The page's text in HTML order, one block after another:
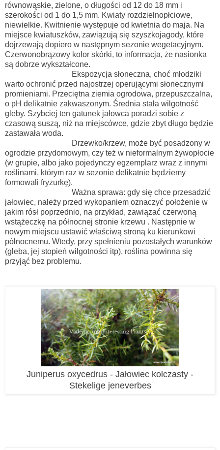
równowąskie, zielone, o długości od 12 do 18 mm i
szerokości od 1 do 1,5 mm. Kwiaty rozdzielnopłciowe,
niewielkie. Kwitnienie występuje od kwietnia do maja. Na
miejsce kwiatuszków, zawiązują się szyszkojagody, które
dojrzewają dopiero w następnym sezonie wegetacyjnym.
Czerwonobrązowy kolor skórki, to informacja, że nasionka
są dobrze wykształcone.
Ekspozycja słoneczna, choć młodziki
warto ochronić przed najostrzej operującymi słonecznymi
promieniami. Przeciętna ziemia ogrodowa, przepuszczalna,
o pH delikatnie zakwaszonym. Średnia stała wilgotność
gleby. Szybciej ten gatunek jałowca poradzi sobie z
czasową suszą, niż na miejscówce, gdzie zbyt długo będzie
zastawała woda.
Drzewko/krzew, może być posadzony w
ogrodzie przydomowym, czy też w nieformalnym żywopłocie
(w grupie, albo jako pojedynczy egzemplarz wraz z innymi
roślinami, którym raz w sezonie delikatnie będziemy
formowali fryzurkę).
Ważna sprawa: gdy się chce przesadzić
jałowiec, należy przed wykopaniem oznaczyć położenie w
jakim rósł poprzednio, na przykład, zawiązać czerwoną
wstążeczkę na północnej stronie krzewu . Następnie w
nowym miejscu ustawić właściwą stroną ku kierunkowi
północnemu. Wtedy, przy spełnieniu pozostałych warunków
(gleba, jej stopień wilgotności itp), roślina powinna się
przyjąć bez problemu.
Juniperus oxycedrus - Jałowiec kolczasty -
Stekelige jeneverbes